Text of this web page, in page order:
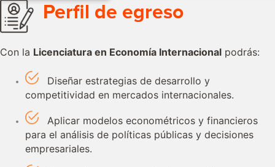
Perfil de egreso
Con la Licenciatura en Economía Internacional podrás:
Diseñar estrategias de desarrollo y
competitividad en mercados internacionales.
Aplicar modelos econométricos y financieros
para el análisis de políticas públicas y decisiones
empresariales.